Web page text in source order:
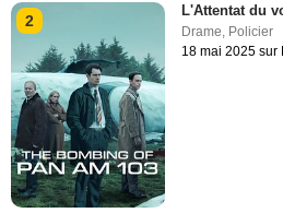
2
L'Attentat du
Drame Policier
18 mai 2025 sur